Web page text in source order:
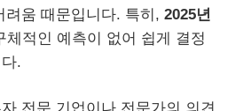
려움 때문입니다. 특히, 2025년
체적인 예측이 없어 쉽게 결정
.